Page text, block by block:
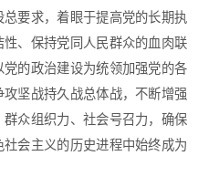
要求，着眼于提高党的长期执
、保持党同人民群众的血肉联
的政治建设为统领加强党的各
坚战持久战总体战，不断增强
众组织力、社会号召力，确保
会主义的历史进程中始终成为